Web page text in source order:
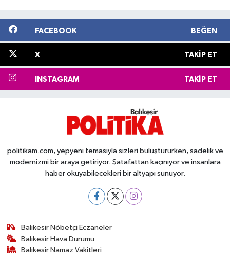
FACEBOOK BEĞEN
X TAKIP ET
INSTAGRAM TAKIP ET
politikam.com, yepyeni temasıyla sizleri buluştururken, sadelik ve
modernizmi bir araya getiriyor. Şatafattan kaçınıyor ve insanlara
haber okuyabilecekleri bir altyapı sunuyor.
Balıkesir Nöbetçi Eczaneler
Balıkesir Hava Durumu
Balıkesir Namaz Vakitleri